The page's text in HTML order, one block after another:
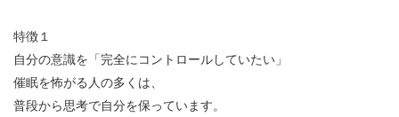
特徴１
自分の意識を「完全にコントロールしていたい」
催眠を怖がる人の多くは、
普段から思考で自分を保っています。